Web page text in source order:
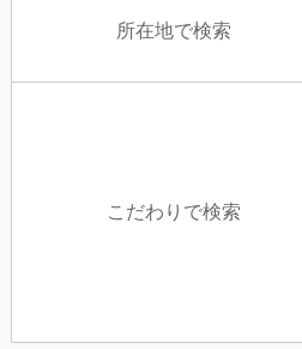
所在地で検索
こだわりで検索